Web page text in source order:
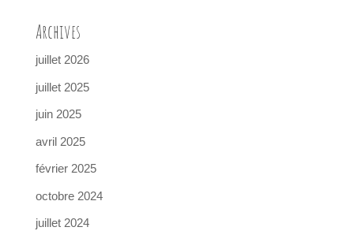
Archives
juillet 2026
juillet 2025
juin 2025
avril 2025
février 2025
octobre 2024
juillet 2024